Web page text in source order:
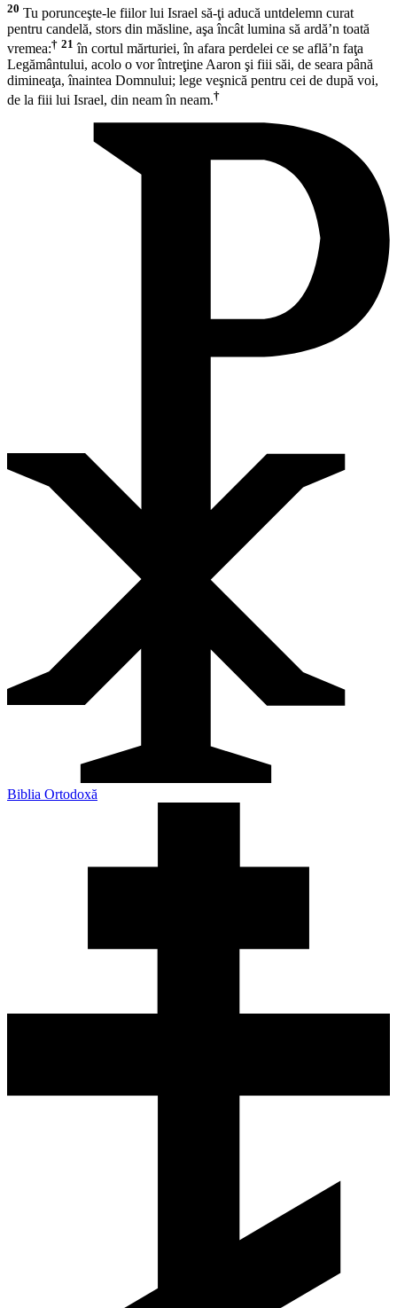
20 Tu porunceşte-le fiilor lui Israel să-ţi aducă untdelemn curat
pentru candelă, stors din măsline, aşa încât lumina să ardă’n toată
vremea:† 21 în cortul mărturiei, în afara perdelei ce se află’n faţa
Legământului, acolo o vor întreţine Aaron şi fiii săi, de seara până
dimineaţa, înaintea Domnului; lege veşnică pentru cei de după voi,
de la fiii lui Israel, din neam în neam.†
Biblia Ortodoxă